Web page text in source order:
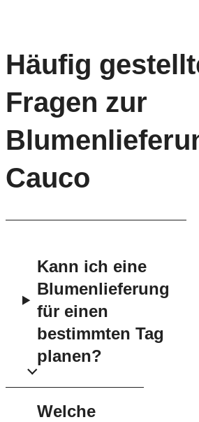
Häufig
Fragen zur
Cauco
Kann ich eine
Blumenlieferung
für einen
bestimmten Tag
planen?
Welche